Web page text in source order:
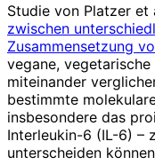
Studie von Platzer et
zwischen
Zusammensetzung
vegane,
miteinander
bestimmte
insbesondere das
Interleukin-6 (IL-6) –
unterscheiden